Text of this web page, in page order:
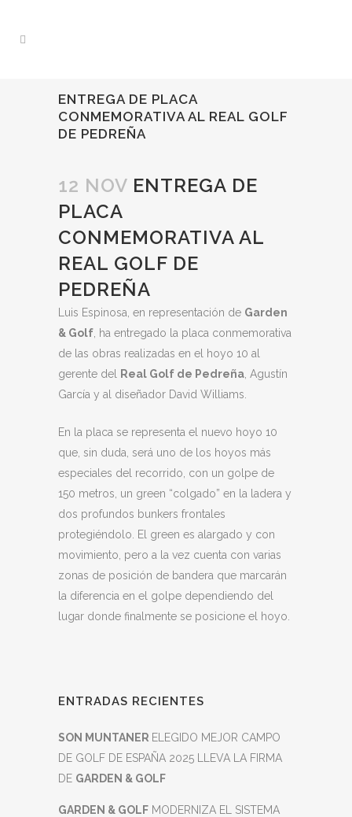
ENTREGA DE PLACA
CONMEMORATIVA AL REAL GOLF
DE PEDREÑA
12 NOV ENTREGA DE
PLACA
CONMEMORATIVA AL
REAL GOLF DE
PEDREÑA
Luis Espinosa, en representación de Garden
& Golf , ha entregado la placa conmemorativa
de las obras realizadas en el hoyo 10 al
gerente del
Real Golf de Pedreña , Agustín
García y al diseñador David Williams.
En la placa se representa el nuevo hoyo 10
que, sin duda, será uno de los hoyos más
especiales del recorrido, con un golpe de
150 metros, un green “colgado” en la ladera y
dos profundos bunkers frontales
protegiéndolo. El green es alargado y con
movimiento, pero a la vez cuenta con varias
zonas de posición de bandera que marcarán
la diferencia en el golpe dependiendo del
lugar donde finalmente se posicione el hoyo.
ENTRADAS RECIENTES
SON MUNTANER ELEGIDO MEJOR CAMPO
DE GOLF DE ESPAÑA 2025 LLEVA LA FIRMA
DE GARDEN & GOLF
GARDEN & GOLF MODERNIZA EL SISTEMA